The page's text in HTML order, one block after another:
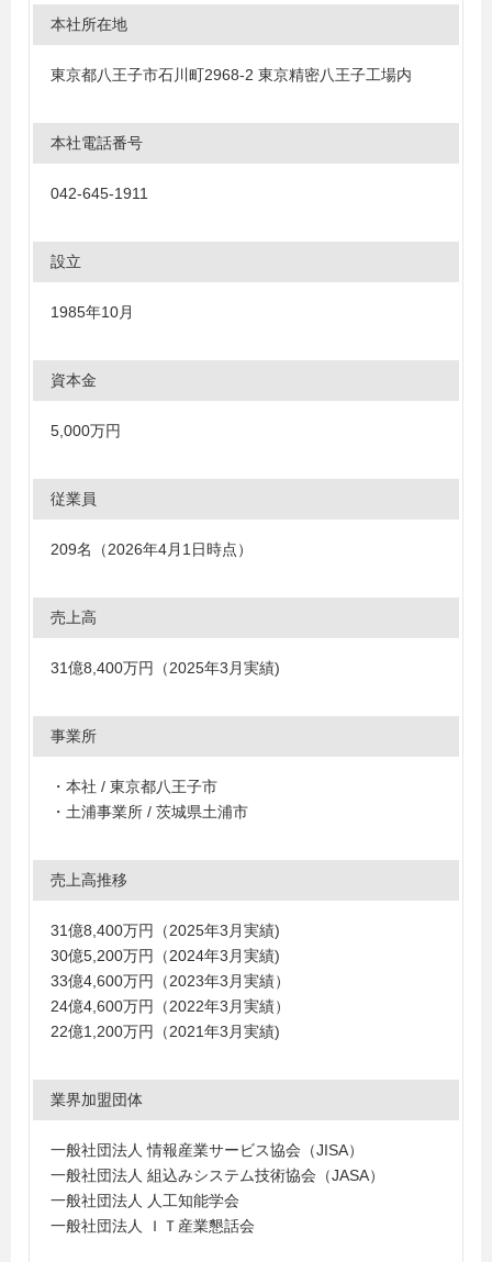
本社所在地
東京都八王子市石川町2968-2 東京精密八王子工場内
本社電話番号
042-645-1911
設立
1985年10月
資本金
5,000万円
従業員
209名（2026年4月1日時点）
売上高
31億8,400万円（2025年3月実績)
事業所
・本社 / 東京都八王子市
・土浦事業所 / 茨城県土浦市
売上高推移
31億8,400万円（2025年3月実績)
30億5,200万円（2024年3月実績)
33億4,600万円（2023年3月実績）
24億4,600万円（2022年3月実績）
22億1,200万円（2021年3月実績)
業界加盟団体
一般社団法人 情報産業サービス協会（JISA）
一般社団法人 組込みシステム技術協会（JASA）
一般社団法人 人工知能学会
一般社団法人 ＩＴ産業懇話会